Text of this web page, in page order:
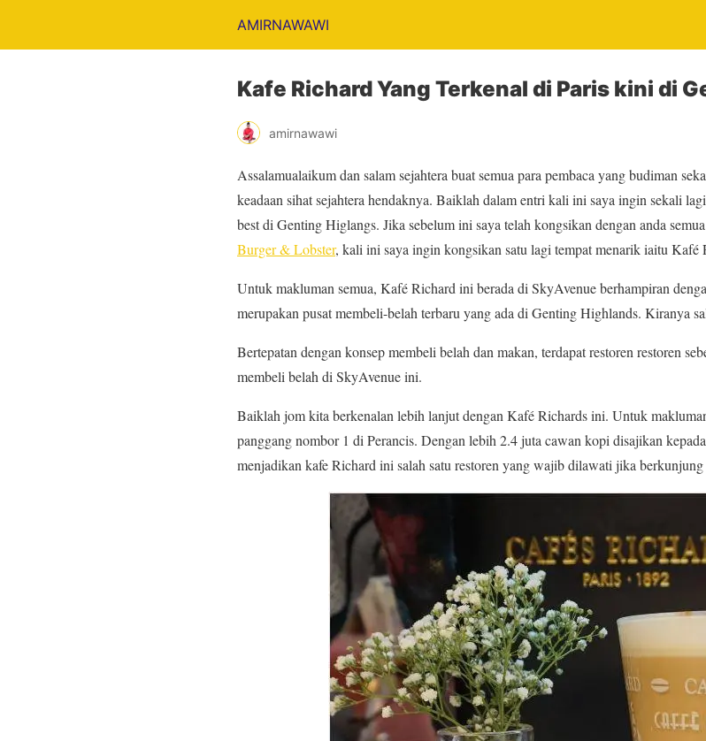
AMIRNAWAWI
Kafe Richard Yang Terkenal di Paris kini di
amirnawawi
Assalamualaikum dan salam sejahtera buat semua para pembaca yang budiman
keadaan sihat sejahtera hendaknya. Baiklah dalam entri kali ini saya ingin sekali
best di Genting Higlangs. Jika sebelum ini saya telah kongsikan dengan anda
Burger & Lobster, kali ini saya ingin kongsikan satu lagi tempat menarik iaitu Kafé
Untuk makluman semua, Kafé Richard ini berada di SkyAvenue berhampiran
merupakan pusat membeli-belah terbaru yang ada di Genting Highlands. Kiranya
Bertepatan dengan konsep membeli belah dan makan, terdapat restoren restoren
membeli belah di SkyAvenue ini.
Baiklah jom kita berkenalan lebih lanjut dengan Kafé Richards ini. Untuk
panggang nombor 1 di Perancis. Dengan lebih 2.4 juta cawan kopi disajikan
menjadikan kafe Richard ini salah satu restoren yang wajib dilawati jika